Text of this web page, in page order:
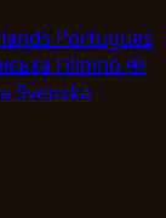
Portugues
Filipino 中
Svenska